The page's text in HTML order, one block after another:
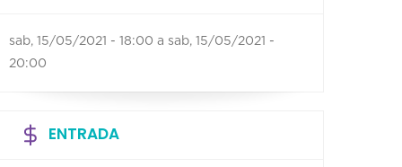
sab, 15/05/2021 - 18:00 a sab, 15/05/2021 -
20:00
ENTRADA